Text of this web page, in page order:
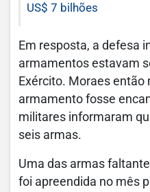
US$ 7 bilhões
Em resposta, a defesa
armamentos estavam
Exército. Moraes então
armamento fosse
militares informaram
seis armas.
Uma das armas
foi apreendida no mês